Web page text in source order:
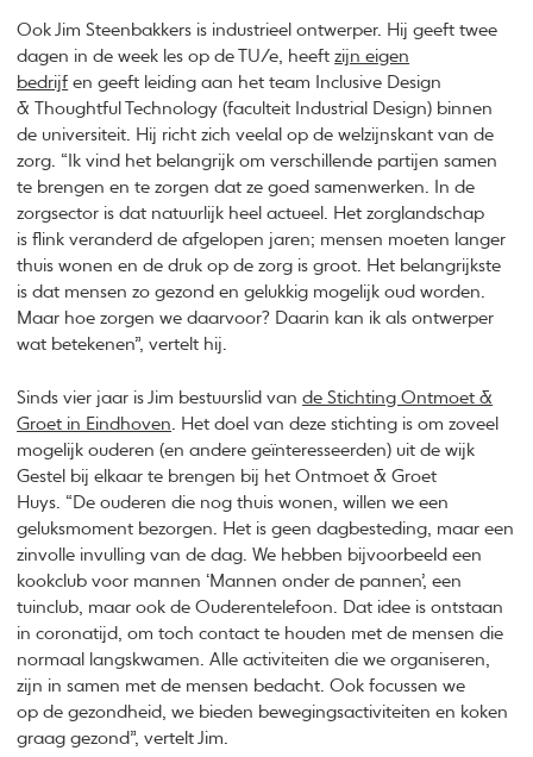
Ook Jim Steenbakkers is industrieel ontwerper. Hij geeft twee
dagen in de week les op de TU/e, heeftzijn eigen
bedrijf en geeft leiding aan het team Inclusive Design
& Thoughtful Technology (faculteit Industrial Design) binnen
de universiteit. Hij richt zich veelal op de welzijnskant van de
zorg. “Ik vind het belangrijk om verschillende partijen samen
te brengen en te zorgen dat ze goed samenwerken. In de
zorgsector is dat natuurlijk heel actueel. Het zorglandschap
is flink veranderd de afgelopen jaren; mensen moeten langer
thuis wonen en de druk op de zorg is groot. Het belangrijkste
is dat mensen zo gezond en gelukkig mogelijk oud worden.
Maar hoe zorgen we daarvoor? Daarin kan ik als ontwerper
wat betekenen”, vertelt hij.
Sinds vier jaar is Jim bestuurslid vande Stichting Ontmoet &
Groet in Eindhoven . Het doel van deze stichting is om zoveel
mogelijk ouderen (en andere geïnteresseerden) uit de wijk
Gestel bij elkaar te brengen bij het Ontmoet & Groet
Huys. “De ouderen die nog thuis wonen, willen we een
geluksmoment bezorgen. Het is geen dagbesteding, maar een
zinvolle invulling van de dag. We hebben bijvoorbeeld een
kookclub voor mannen ‘Mannen onder de pannen’, een
tuinclub, maar ook de Ouderentelefoon. Dat idee is ontstaan
in coronatijd, om toch contact te houden met de mensen die
normaal langskwamen. Alle activiteiten die we organiseren,
zijn in samen met de mensen bedacht. Ook focussen we
op de gezondheid, we bieden bewegingsactiviteiten en koken
graag gezond”, vertelt Jim.